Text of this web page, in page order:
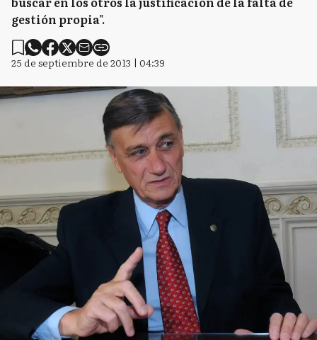
gestión propia".
25 de septiembre de 2013 | 04:39